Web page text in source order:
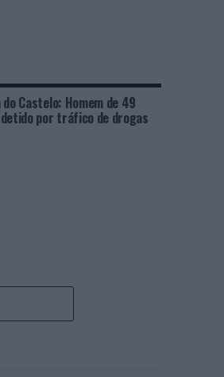
do Castelo: Homem de 49
por tráfico de drogas